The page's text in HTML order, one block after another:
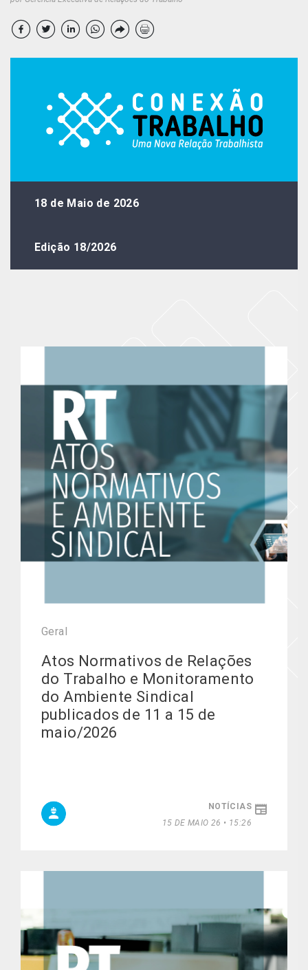
18 de Maio de 2026
Edição 18/2026
Geral
Atos Normativos de Relações
do Trabalho e Monitoramento
do Ambiente Sindical
publicados de 11 a 15 de
maio/2026
NOTÍCIAS
15 DE MAIO 26 • 15:26